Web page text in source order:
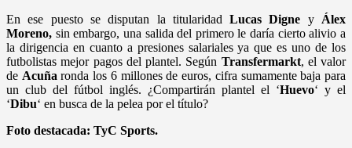
En ese puesto se disputan la titularidadLucas Digne yÁlex
Moreno, sin embargo, una salida del primero le daría cierto alivio a
la dirigencia en cuanto a presiones salariales ya que es uno de los
futbolistas mejor pagos del plantel. Según Transfermarkt, el valor
de Acuña ronda los 6 millones de euros, cifra sumamente baja para
un club del fútbol inglés. ¿Compartirán plantel el ‘Huevo‘ y el
‘Dibu‘ en busca de la pelea por el título?
Foto destacada: TyC Sports.